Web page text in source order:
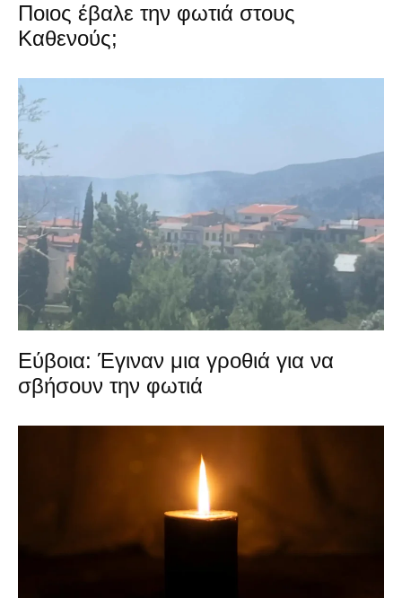
Ποιος έβαλε την φωτιά στους
Καθενούς;
Εύβοια: Έγιναν μια γροθιά για να
σβήσουν την φωτιά